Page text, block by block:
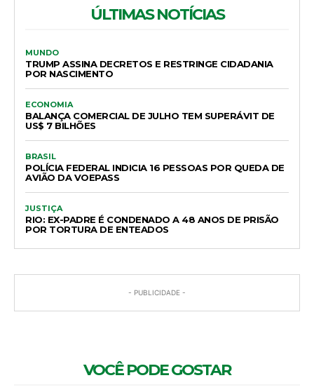
ÚLTIMAS NOTÍCIAS
MUNDO
TRUMP ASSINA DECRETOS E RESTRINGE CIDADANIA
POR NASCIMENTO
ECONOMIA
BALANÇA COMERCIAL DE JULHO TEM SUPERÁVIT DE
US$ 7 BILHÕES
BRASIL
POLÍCIA FEDERAL INDICIA 16 PESSOAS POR QUEDA DE
AVIÃO DA VOEPASS
JUSTIÇA
RIO: EX-PADRE É CONDENADO A 48 ANOS DE PRISÃO
POR TORTURA DE ENTEADOS
- PUBLICIDADE -
VOCÊ PODE GOSTAR